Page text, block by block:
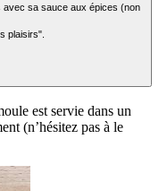
avec sa sauce aux épices (non
plaisirs".
est servie dans un
(n’hésitez pas à le